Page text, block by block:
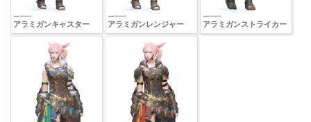
アラミガンキャスター アラミガンレンジャー アラミガンストライカー